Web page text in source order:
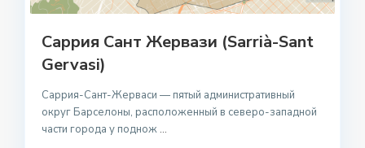
Саррия Сант Жервази (Sarrià-Sant
Gervasi)
Саррия-Сант-Жерваси — пятый административный
округ Барселоны, расположенный в северо-западной
части города у поднож ...